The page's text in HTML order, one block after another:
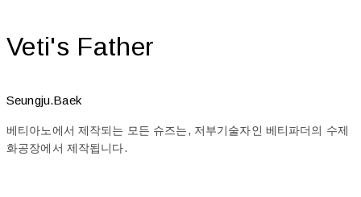
Veti's Father
Seungju.Baek
베티아노에서 제작되는 모든 슈즈는, 저부기술자인 베티파더의 수제
화공장에서 제작됩니다.